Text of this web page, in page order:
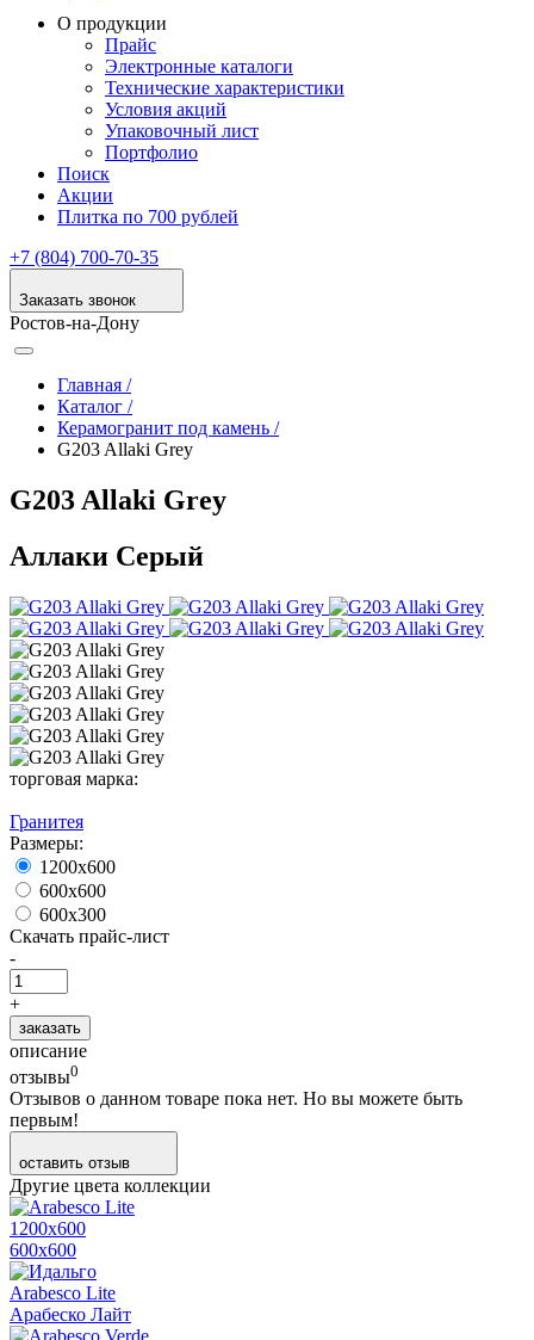
О продукции
Прайс
Электронные каталоги
Технические характеристики
Условия акций
Упаковочный лист
Портфолио
Поиск
Акции
Плитка по 700 рублей
+7 (804) 700-70-35
Заказать звонок
Ростов-на-Дону
Главная /
Каталог /
Керамогранит под камень /
G203 Allaki Grey
G203 Allaki Grey
Аллаки Серый
торговая марка:
Гранитея
Размеры:
1200х600
600х600
600х300
Скачать прайс-лист
-
+
заказать
описание
отзывы0
Отзывов о данном товаре пока нет. Но вы можете быть
первым!
оставить отзыв
Другие цвета коллекции
1200х600
600х600
Arabesco Lite
Арабеско Лайт